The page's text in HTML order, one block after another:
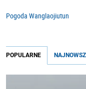
Pogoda Wanglaojiutun
POPULARNE